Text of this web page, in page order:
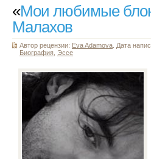
«Мои любимые
Малахов
Автор рецензии: Eva Adamova . Дата
Биография Эссе